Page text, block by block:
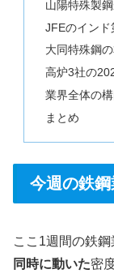
山陽特殊製
JFEのインド
大同特殊鋼
高炉3社の
業界全体の
まとめ
今週の鉄
ここ1週間の鉄鋼
同時に動いた密